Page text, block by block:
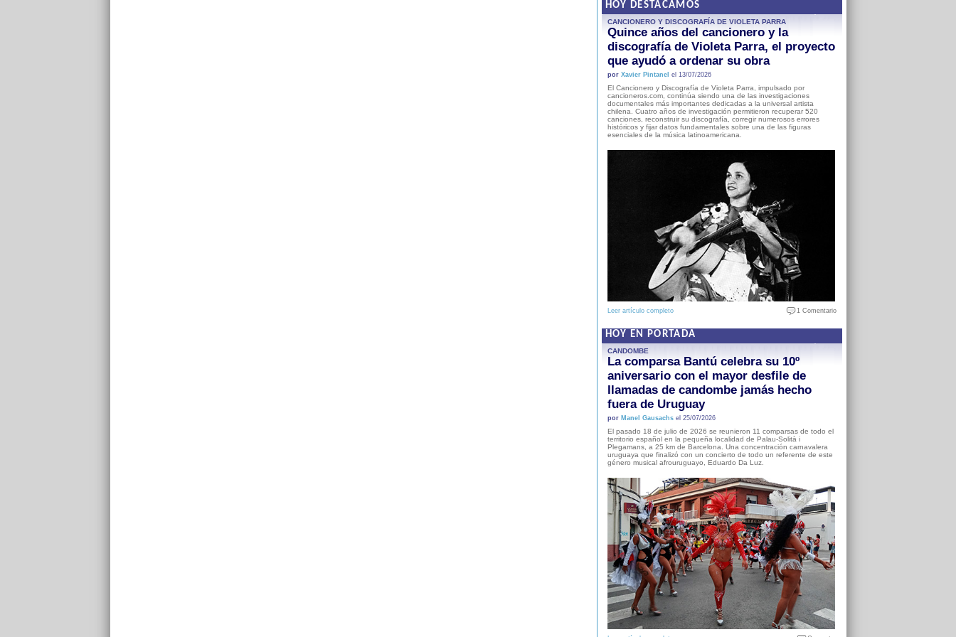
HOY DESTACAMOS
CANCIONERO Y DISCOGRAFÍA DE VIOLETA PARRA
Quince años del cancionero y la
discografía de Violeta Parra, el proyecto
que ayudó a ordenar su obra
por Xavier Pintanel el 13/07/2026
El Cancionero y Discografía de Violeta Parra, impulsado por
cancioneros.com, continúa siendo una de las investigaciones
documentales más importantes dedicadas a la universal artista
chilena. Cuatro años de investigación permitieron recuperar 520
canciones, reconstruir su discografía, corregir numerosos errores
históricos y fijar datos fundamentales sobre una de las figuras
esenciales de la música latinoamericana.
Leer artículo completo 1 Comentario
HOY EN PORTADA
CANDOMBE
La comparsa Bantú celebra su 10º
aniversario con el mayor desfile de
llamadas de candombe jamás hecho
fuera de Uruguay
por Manel Gausachsel 25/07/2026
El pasado 18 de julio de 2026 se reunieron 11 comparsas de todo el
territorio español en la pequeña localidad de Palau-Solità i
Plegamans, a 25 km de Barcelona. Una concentración carnavalera
uruguaya que finalizó con un concierto de todo un referente de este
género musical afrouruguayo, Eduardo Da Luz.